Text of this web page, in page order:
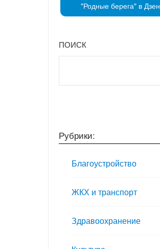
"Родные берега" в Дзен
ПОИСК
Рубрики:
Благоустройство
ЖКХ и транспорт
Здравоохранение